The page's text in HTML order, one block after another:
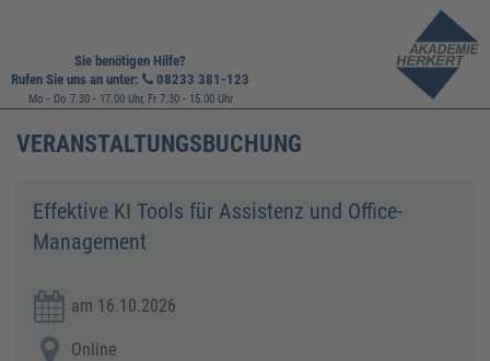
Sie benötigen Hilfe?
Rufen Sie uns an unter:
08233 381-123
Mo - Do 7.30 - 17.00 Uhr, Fr 7.30 - 15.00 Uhr
VERANSTALTUNGSBUCHUNG
Effektive KI Tools für Assistenz und Office-
Management
am 16.10.2026
Online